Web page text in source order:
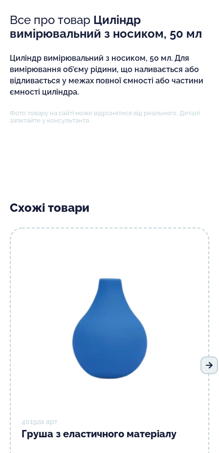
Все про товар Циліндр
вимірювальний з носиком, 50 мл
Циліндр вимірювальний з носиком, 50 мл. Для
вимірювання об’єму рідини, що наливається або
відливається у межах повної ємності або частини
ємності циліндра.
Фото товару на сайті може відрізнятися від реального. Деталі
запитайте у консультанта.
Схожі товари
40192а арт
Груша з еластичного матеріалу